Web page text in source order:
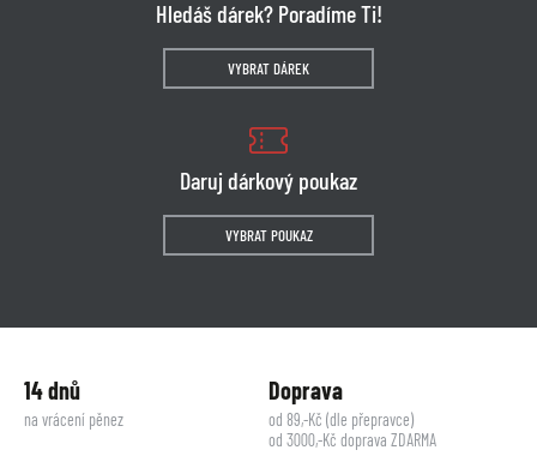
Hledáš dárek? Poradíme Ti!
VYBRAT DÁREK
Daruj dárkový poukaz
VYBRAT POUKAZ
14 dnů
na vrácení pěnez
Doprava
od 89,-Kč (dle přepravce)
od 3000,-Kč doprava ZDARMA